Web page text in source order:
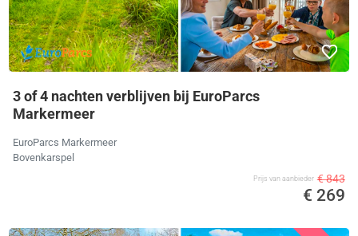
3 of 4 nachten verblijven bij EuroParcs
Markermeer
EuroParcs Markermeer
Bovenkarspel
Prijs van aanbieder € 843
€ 269